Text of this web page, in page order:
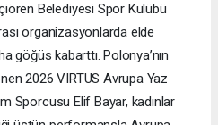
Belediyesi Spor Kulübü
organizasyonlarda elde
göğüs kabarttı. Polonya’nın
2026 VIRTUS Avrupa Yaz
Sporcusu Elif Bayar, kadınlar